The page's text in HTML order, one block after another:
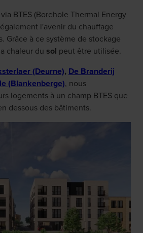
BTES (Borehole Thermal Energy
l'avenir du chauffage
Grâce à ce système de stockage
chaleur du sol peut être utilisée.
(Deurne), De Branderij
(Blankenberge), nous
logements à un champ BTES que
dessous des bâtiments.